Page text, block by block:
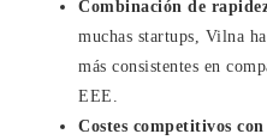
Combinación de
muchas startups, Vilna
más consistentes en
EEE.
Costes competitivos